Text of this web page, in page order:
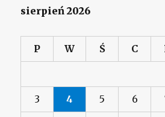
sierpień 2026
P W Ś C
3 4 5 6